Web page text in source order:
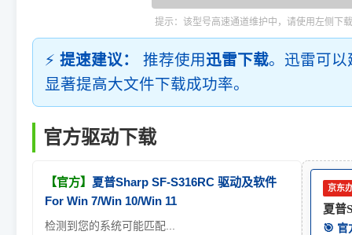
提示：该型号高速通道维护中，请使用左侧下载
⚡ 提速建议： 推荐使用迅雷下载。迅雷可
显著提高大文件下载成功率。
官方驱动下载
【官方】 夏普Sharp SF-S316RC 驱动及软件
For Win 7/Win 10/Win 11
检测到您的系统可能匹配...
京东
夏普
🎯 官